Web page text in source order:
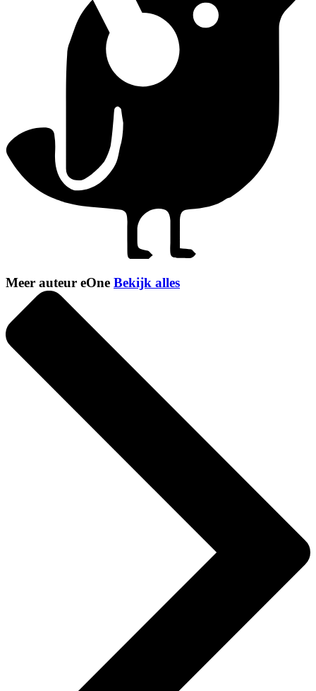
Meer auteur eOne Bekijk alles